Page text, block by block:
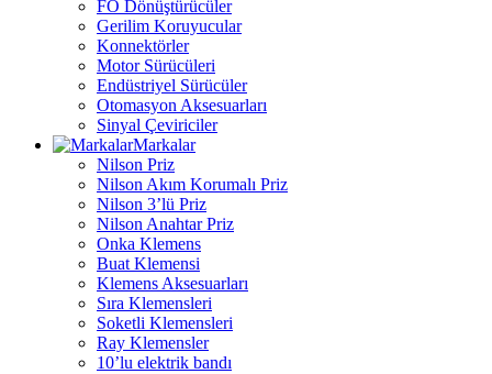
FO Dönüştürücüler
Gerilim Koruyucular
Konnektörler
Motor Sürücüleri
Endüstriyel Sürücüler
Otomasyon Aksesuarları
Sinyal Çeviriciler
Markalar
Nilson Priz
Nilson Akım Korumalı Priz
Nilson 3’lü Priz
Nilson Anahtar Priz
Onka Klemens
Buat Klemensi
Klemens Aksesuarları
Sıra Klemensleri
Soketli Klemensleri
Ray Klemensler
10’lu elektrik bandı